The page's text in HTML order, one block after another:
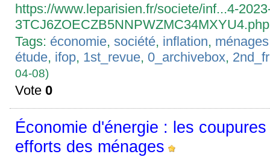
https://www.leparisien.fr/societe/inf...4-
3TCJ6ZOECZB5NNPWZMC34MXYU4.php
Tags: économie,société, inflation, ménages
étude, ifop, 1st_revue,0_archivebox,
04-08)
Vote0
Économie d'énergie : les
efforts des ménages